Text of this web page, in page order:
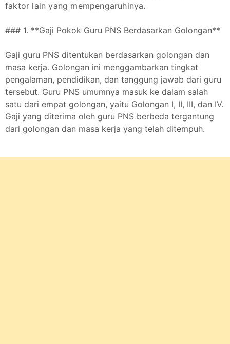
faktor lain yang mempengaruhinya.
### 1. **Gaji Pokok Guru PNS Berdasarkan Golongan**
Gaji guru PNS ditentukan berdasarkan golongan dan
masa kerja. Golongan ini menggambarkan tingkat
pengalaman, pendidikan, dan tanggung jawab dari guru
tersebut. Guru PNS umumnya masuk ke dalam salah
satu dari empat golongan, yaitu Golongan I, II, III, dan IV.
Gaji yang diterima oleh guru PNS berbeda tergantung
dari golongan dan masa kerja yang telah ditempuh.